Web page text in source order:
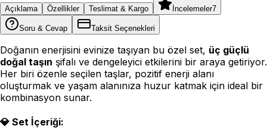
Açıklama Özellikler Teslimat & Kargo İncelemeler7
Soru & Cevap Taksit Seçenekleri
Doğanın enerjisini evinize taşıyan bu özel set, üç güçlü
doğal taşın şifalı ve dengeleyici etkilerini bir araya getiriyor.
Her biri özenle seçilen taşlar, pozitif enerji alanı
oluşturmak ve yaşam alanınıza huzur katmak için ideal bir
kombinasyon sunar.
💎 Set İçeriği: